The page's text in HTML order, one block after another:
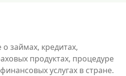
займах, кредитах,
продуктах, процедуре
услугах в стране.